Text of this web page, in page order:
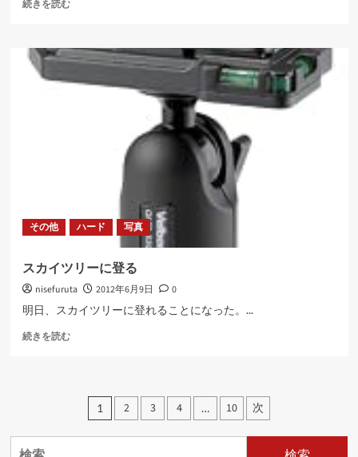
ら
む
続きを読む
と
栄
む
その他 ハード 写真
スカイツリーに登る
nisefuruta 2012年6月9日
0
明日、スカイツリーに登れることになった。...
続きを読むス
登
投
稿
1 2 3 4 … 10 次
検